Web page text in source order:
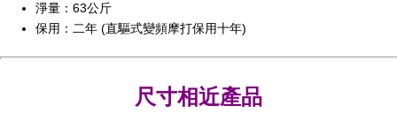
淨量：63公斤
保用：二年 (直驅式變頻摩打保用十年)
尺寸相近產品